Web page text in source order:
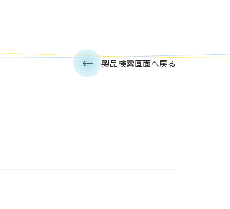
製品検索画面へ戻る